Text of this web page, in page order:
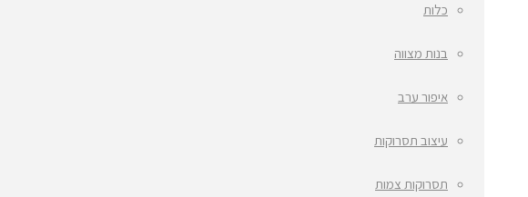
כלות
בנות מצווה
איפור ערב
עיצוב תסרוקות
תסרוקות צמות